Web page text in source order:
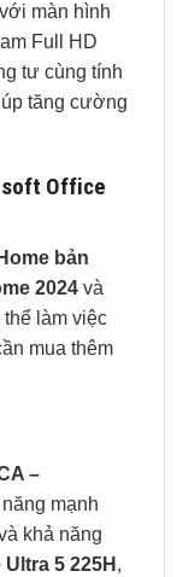
màn hình
Full HD
tư cùng tính
tăng cường
Office
bản
2024 và
làm việc
mua thêm
–
mạnh
khả năng
Ultra 5 225H ,